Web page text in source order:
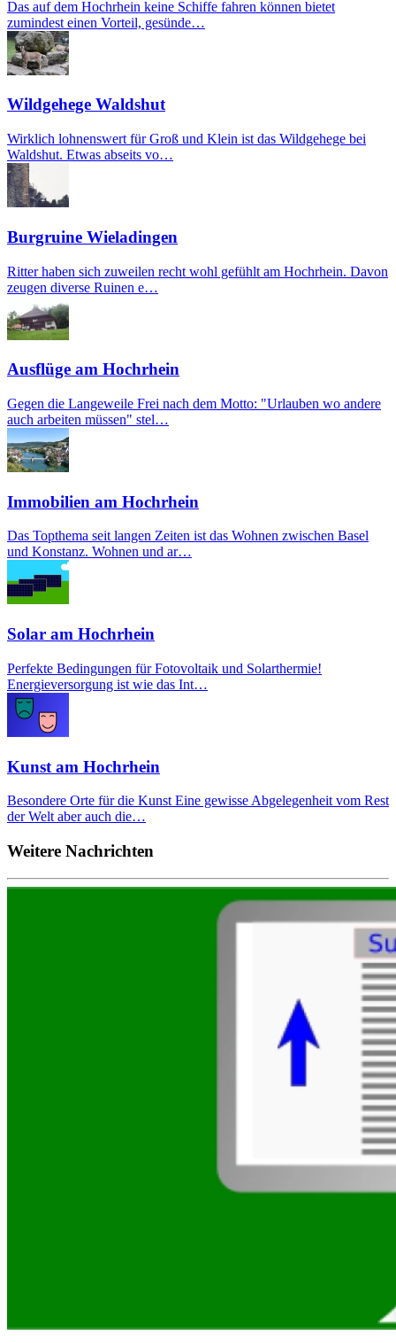
Das auf dem Hochrhein keine Schiffe fahren können bietet
zumindest einen Vorteil, gesünde…
Wildgehege Waldshut
Wirklich lohnenswert für Groß und Klein ist das Wildgehege bei
Waldshut. Etwas abseits vo…
Burgruine Wieladingen
Ritter haben sich zuweilen recht wohl gefühlt am Hochrhein. Davon
zeugen diverse Ruinen e…
Ausflüge am Hochrhein
Gegen die Langeweile Frei nach dem Motto: "Urlauben wo andere
auch arbeiten müssen" stel…
Immobilien am Hochrhein
Das Topthema seit langen Zeiten ist das Wohnen zwischen Basel
und Konstanz. Wohnen und ar…
Solar am Hochrhein
Perfekte Bedingungen für Fotovoltaik und Solarthermie!
Energieversorgung ist wie das Int…
Kunst am Hochrhein
Besondere Orte für die Kunst Eine gewisse Abgelegenheit vom Rest
der Welt aber auch die…
Weitere Nachrichten